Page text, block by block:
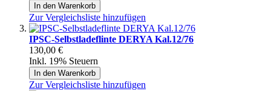
In den Warenkorb
Zur Vergleichsliste hinzufügen
IPSC-Selbstladeflinte DERYA Kal.12/76
130,00 €
Inkl. 19% Steuern
In den Warenkorb
Zur Vergleichsliste hinzufügen